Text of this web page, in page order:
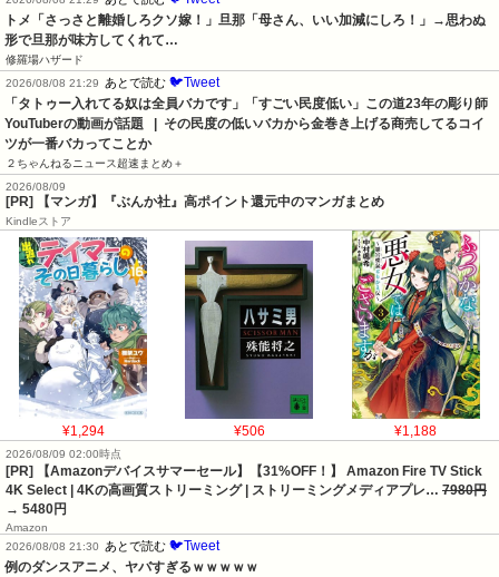
トメ「さっさと離婚しろクソ嫁！」旦那「母さん、いい加減にしろ！」→思わぬ
形で旦那が味方してくれて…
修羅場ハザード
2026/08/08 21:29
あとで読む 🐦Tweet
「タトゥー入れてる奴は全員バカです」「すごい民度低い」この道23年の彫り師
YouTuberの動画が話題   |  その民度の低いバカから金巻き上げる商売してるコイ
ツが一番バカってことか
２ちゃんねるニュース超速まとめ＋
2026/08/09
[PR] 【マンガ】『ぶんか社』高ポイント還元中のマンガまとめ
Kindleストア
¥1,294 ¥506 ¥1,188
2026/08/09 02:00時点
[PR] 【Amazonデバイスサマーセール】【31%OFF！】 Amazon Fire TV Stick
4K Select | 4Kの高画質ストリーミング | ストリーミングメディアプレ… 7980円
→ 5480円
Amazon
2026/08/08 21:30
あとで読む 🐦Tweet
例のダンスアニメ、ヤバすぎるｗｗｗｗｗ